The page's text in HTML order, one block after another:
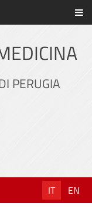
PERUGIA
IT EN